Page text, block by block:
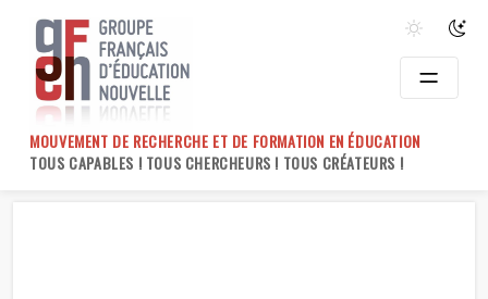
content
MOUVEMENT DE RECHERCHE ET DE FORMATION EN ÉDUCATION
TOUS CAPABLES ! TOUS CHERCHEURS ! TOUS CRÉATEURS !